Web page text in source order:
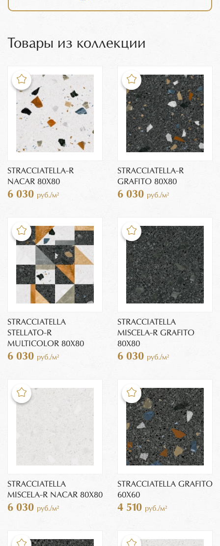
Товары из коллекции
STRACCIATELLA-R
NACAR 80X80
6 030 руб./м²
STRACCIATELLA-R
GRAFITO 80X80
6 030 руб./м²
STRACCIATELLA
STELLATO-R
MULTICOLOR 80X80
6 030 руб./м²
STRACCIATELLA
MISCELA-R GRAFITO
80X80
6 030 руб./м²
STRACCIATELLA
MISCELA-R NACAR 80X80
6 030 руб./м²
STRACCIATELLA GRAFITO
60X60
4 510 руб./м²